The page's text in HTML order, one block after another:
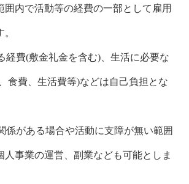
囲内で活動等の経費の一部として雇用
経費(敷金礼金を含む)、生活に必要な
食費、生活費等)などは自己負担とな
係がある場合や活動に支障が無い範囲
人事業の運営、副業なども可能としま